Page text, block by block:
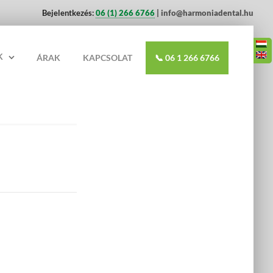
Bejelentkezés:06 (1) 266 6766| info@harmoniadental.hu
ÁRAK KAPCSOLAT 📞 06 1 266 6766